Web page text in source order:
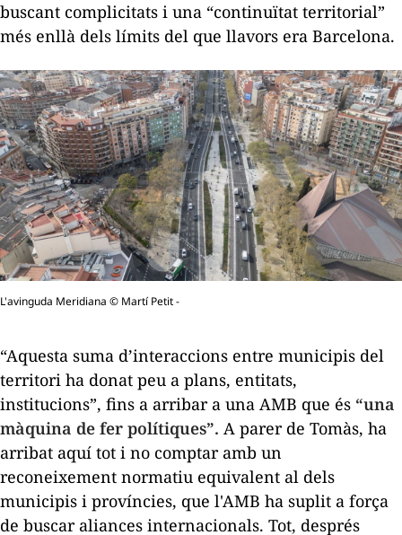
buscant complicitats i una “continuïtat territorial”
més enllà dels límits del que llavors era Barcelona.
L'avinguda Meridiana © Martí Petit -
“Aquesta suma d’interaccions entre municipis del
territori ha donat peu a plans, entitats,
institucions”, fins a arribar a una AMB que és “una
màquina de fer polítiques”. A parer de Tomàs, ha
arribat aquí tot i no comptar amb un
reconeixement normatiu equivalent al dels
municipis i províncies, que l'AMB ha suplit a força
de buscar aliances internacionals. Tot, després